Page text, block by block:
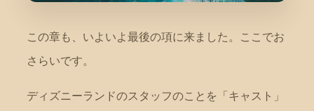
この章も、いよいよ最後の項に来ました。ここでお
さらいです。
ディズニーランドのスタッフのことを「キャスト」